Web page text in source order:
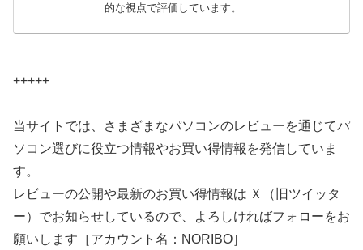
的な視点で評価しています。
+++++
当サイトでは、さまざまなパソコンのレビューを通じてパ
ソコン選びに役立つ情報やお買い得情報を発信していま
す。
レビューの公開や最新のお買い得情報は Ｘ（旧ツイッタ
ー）でお知らせしているので、よろしければフォローをお
願いします［アカウント名：NORIBO］